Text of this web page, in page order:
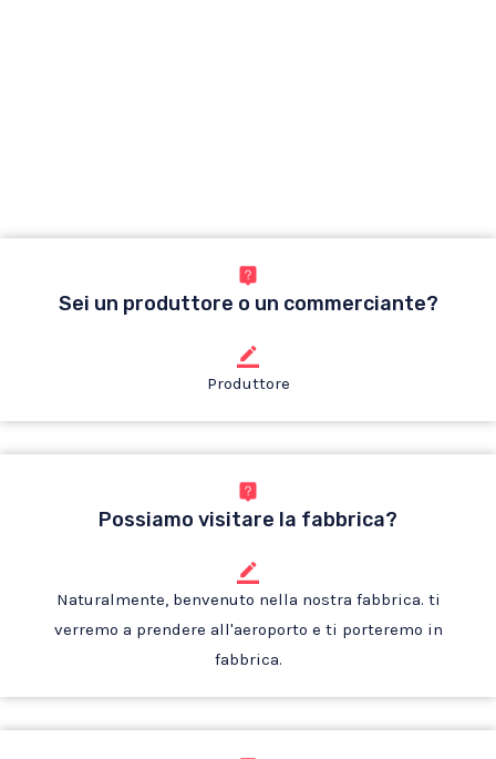
Sei un produttore o un commerciante?
Produttore
Possiamo visitare la fabbrica?
Naturalmente, benvenuto nella nostra fabbrica. ti
verremo a prendere all'aeroporto e ti porteremo in
fabbrica.